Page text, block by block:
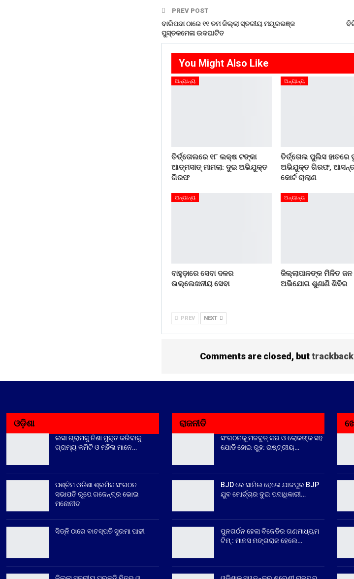
PREV POST
ବାରିପଦା ଠାରେ ୧୧ ତମ ଜିଲ୍ଲା ସ୍ତରୀୟ ମୟୂରଭଞ୍ଜ
ପୁସ୍ତକମେଳା ଉଦଘାଟିତ
You Might Also Like
ଅନ୍ୟାନ୍ୟ
ତିର୍ତ୍ତୋଲରେ ୧୮ ଲକ୍ଷ ଟଙ୍କା
ଆତ୍ମସାତ୍ ମାମଲା: ଦୁଇ ଅଭିଯୁକ୍ତ
ଗିରଫ
ଅନ୍ୟାନ୍ୟ
ତିର୍ତ୍ତୋଲ ପୁଲିସ ହାତରେ
ଅଭିଯୁକ୍ତ ଗିରଫ,
କୋର୍ଟ ଚାଲାଣ
ଅନ୍ୟାନ୍ୟ
ବାହୁଡ଼ାରେ ସେବା ଦଳର
ଉଲ୍ଲେଖନୀୟ ସେବା
ଅନ୍ୟାନ୍ୟ
ଜିଲ୍ଲାପାଳଙ୍କ ମିଳିତ ଜନ
ଅଭିଯୋଗ ଶୁଣାଣି ଶିବିର
PREV NEXT
Comments are closed, but
ଓଡ଼ିଶା
ଲସା ଗ୍ରାମକୁ ନିଶା ମୁକ୍ତ କରିବାକୁ
ଗ୍ରାମ୍ୟ କମିଟି ଓ ମହିଳା ମାନେ…
ପଶ୍ଚିମ ଓଡିଶା ଶ୍ରମିକ ସଂଗଠନ
ସଭାପତି ରୂପେ ଗଜେନ୍ଦ୍ର ଭୋଇ
ମନୋନୀତ
ସିଡ୍‌ନି ଠାରେ ବାଚସ୍ପତି ସୁରମା ପାଢୀ
ରାଜନୀତି
ସଂଗଠନକୁ ମଜବୁତ୍ କର ଓ ଲୋକଙ୍କ ସହ
ଯୋଡି ହୋଇ ରୁହ: ରାଷ୍ଟ୍ରୀୟ…
BJD ରେ ସାମିଲ ହେଲେ ଯାଜପୁର BJP
ଯୁବ ମୋର୍ଚ୍ଚାର ଦୁଇ ପଦାଧିକାରୀ…
ପୁନଗର୍ଠନ ହେଲା ବିଜେଡିର ଗଣମାଧ୍ୟମ
ଟିମ୍ : ମାନସ ମଙ୍ଗରାଜ ହେଲେ…